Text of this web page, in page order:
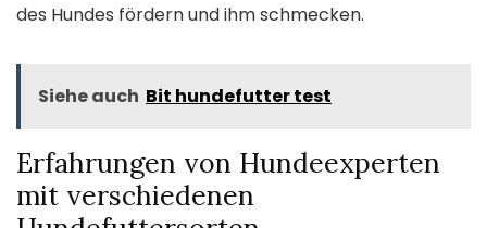
des Hundes fördern und ihm schmecken.
Siehe auch Bit hundefutter test
Erfahrungen von Hundeexperten
mit verschiedenen